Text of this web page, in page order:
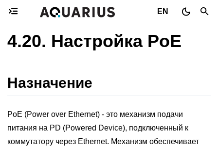
EN
4.20. Настройка PoE
Назначение
PoE (Power over Ethernet) - это механизм подачи
питания на PD (Powered Device), подключенный к
коммутатору через Ethernet. Механизм обеспечивает